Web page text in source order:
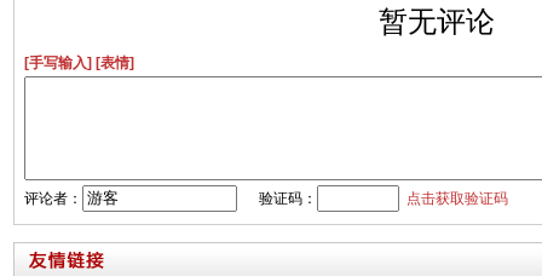
暂无评论
[手写输入] [表情]
评论者： 验证码： 点击获取验证码